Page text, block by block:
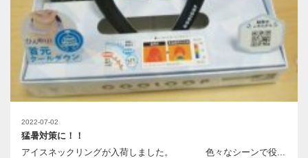
2022-07-02
猛暑対策に！！
アイスネックリングが入荷しました。 色々なシーンで役...